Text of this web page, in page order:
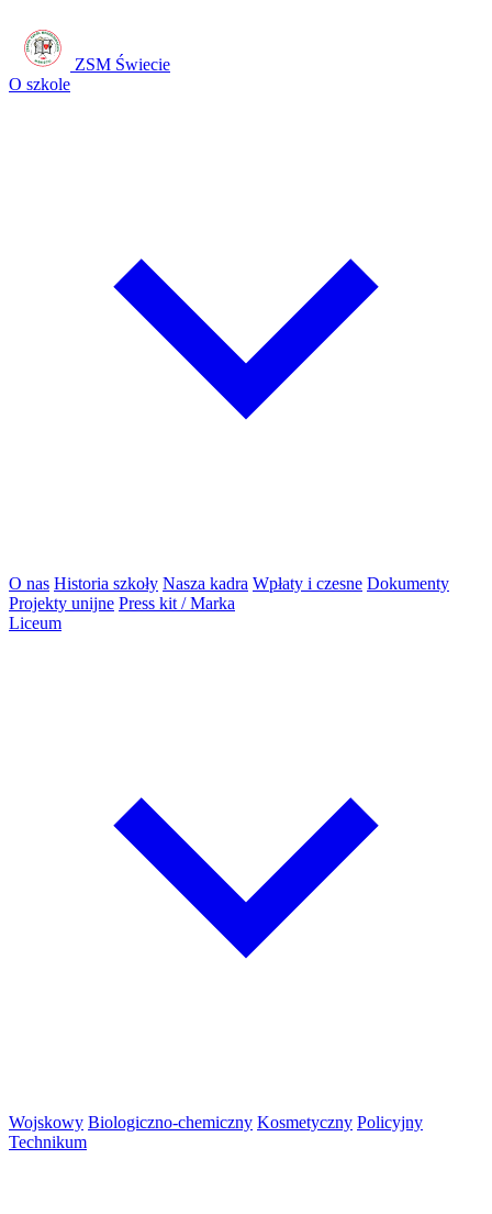
ZSM Świecie
O szkole
O nas Historia szkoły Nasza kadra Wpłaty i czesne Dokumenty
Projekty unijne Press kit / Marka
Liceum
Wojskowy Biologiczno-chemiczny Kosmetyczny Policyjny
Technikum